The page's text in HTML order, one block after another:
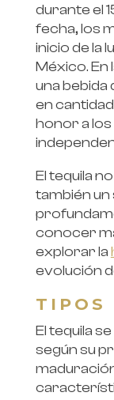
durante el
fecha, los
inicio de la
México. En
una bebida
en
honor a
El tequila
también
conocer
explorar la
evolución
TIPOS
El tequila
según su